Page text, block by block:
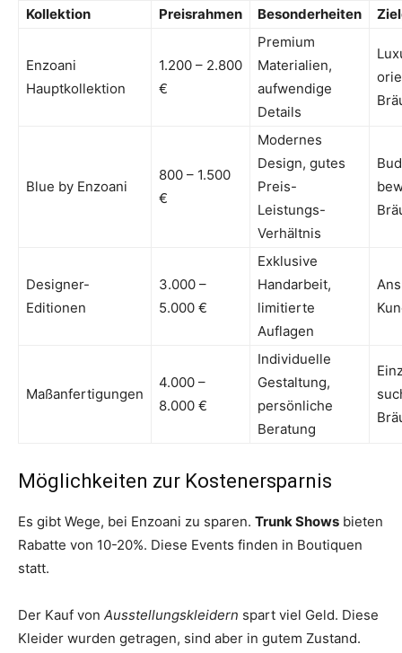
Kollektion Preisrahmen Besonderheiten
Enzoani
Hauptkollektion
1.200 – 2.800
€
Premium
Materialien,
aufwendige
Details
Blue by Enzoani
800 – 1.500
€
Modernes
Design, gutes
Preis-
Leistungs-
Verhältnis
Designer-
Editionen
3.000 –
5.000 €
Exklusive
Handarbeit,
limitierte
Auflagen
Maßanfertigungen
4.000 –
8.000 €
Individuelle
Gestaltung,
persönliche
Beratung
Möglichkeiten zur Kostenersparnis
Es gibt Wege, bei Enzoani zu sparen. Trunk Shows bieten
Rabatte von 10-20%. Diese Events finden in Boutiquen
statt.
Der Kauf von Ausstellungskleidern spart viel Geld. Diese
Kleider wurden getragen, sind aber in gutem Zustand.